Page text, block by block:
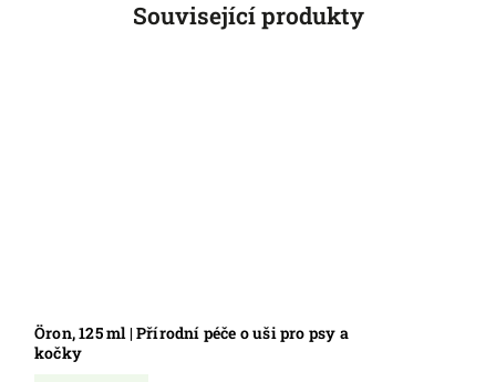
Související produkty
Öron, 125 ml | Přírodní péče o uši pro psy a
kočky